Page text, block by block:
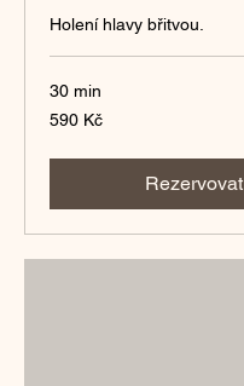
Holení hlavy břitvou.
30 min
590
českých
590 Kč
Rezervovat